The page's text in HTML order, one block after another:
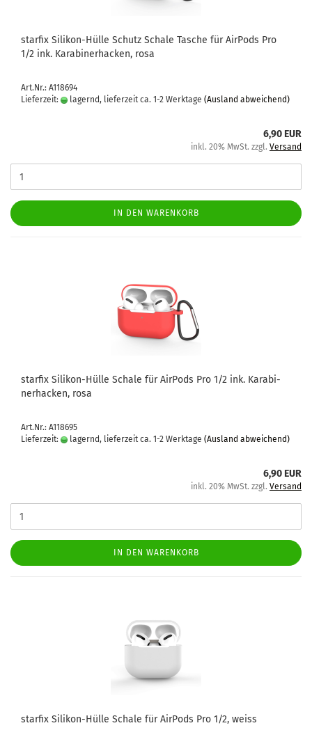
star­fix Silikon-​​Hülle Schutz Scha­le Ta­sche für Air­Pods Pro
1/2 ink. Ka­ra­bi­ner­ha­cken, rosa
Art.Nr.: A118694
Lieferzeit:
lagernd, lieferzeit ca. 1-2 Werktage (Ausland abweichend)
6,90 EUR
inkl. 20% MwSt. zzgl. Versand
IN DEN WARENKORB
star­fix Silikon-​​Hülle Scha­le für Air­Pods Pro 1/2 ink. Ka­ra­bi­
ner­ha­cken, rosa
Art.Nr.: A118695
Lieferzeit:
lagernd, lieferzeit ca. 1-2 Werktage (Ausland abweichend)
6,90 EUR
inkl. 20% MwSt. zzgl. Versand
IN DEN WARENKORB
star­fix Silikon-​​Hülle Scha­le für Air­Pods Pro 1/2, weiss